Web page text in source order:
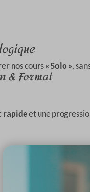
nos cours« Solo »,
& Format
rapideet une